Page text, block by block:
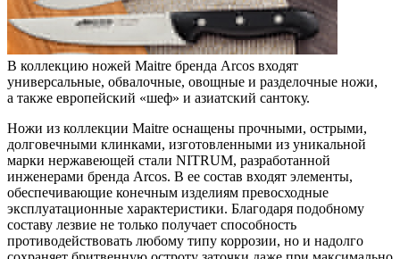
В коллекцию ножей Maitre бренда Arcos входят
универсальные, обвалочные, овощные и разделочные ножи,
а также европейский «шеф» и азиатский сантоку.
Ножи из коллекции Maitre оснащены прочными, острыми,
долговечными клинками, изготовленными из уникальной
марки нержавеющей стали NITRUM, разработанной
инженерами бренда Arcos. В ее состав входят элементы,
обеспечивающие конечным изделиям превосходные
эксплуатационные характеристики. Благодаря подобному
составу лезвие не только получает способность
противодействовать любому типу коррозии, но и надолго